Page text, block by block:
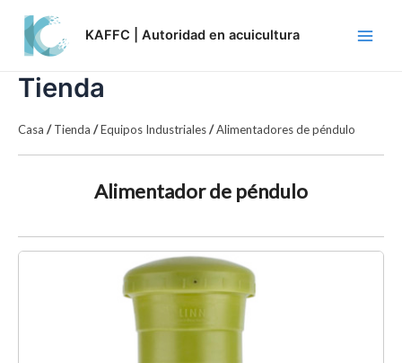
content
KAFFC | Autoridad en acuicultura
Tienda
Casa /Tienda /Equipos Industriales/Alimentadores de péndulo
Alimentador de péndulo